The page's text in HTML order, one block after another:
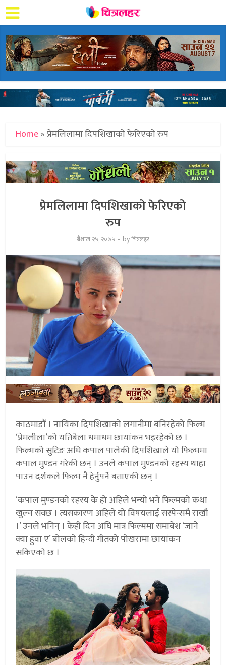
Home»प्रेमलिलामा दिपशिखाको फेरिएको रुप
प्रेमलिलामा दिपशिखाको फेरिएको
रुप
बैशाख २५, २०७५ byचित्रलहर
काठमाडौं । नायिका दिपशिखाको लगानीमा बनिरहेको फिल्म
‘प्रेमलीला’को यतिबेला धमाधम छायांकन भइरहेको छ ।
फिल्मको सुटिङ अघि कपाल पालेकी दिपशिखाले यो फिल्ममा
कपाल मुण्डन गरेकी छन् । उनले कपाल मुण्डनको रहस्य थाहा
पाउन दर्शकले फिल्म नै हेर्नुपर्ने बताएकी छन् ।
‘कपाल मुण्डनको रहस्य के हो अहिले भन्यो भने फिल्मको कथा
खुल्न सक्छ । त्यसकारण अहिले यो विषयलाई सस्पेन्समै राखौं
।’ उनले भनिन् । केही दिन अघि मात्र फिल्ममा समाबेश ‘जाने
क्या हुवा ए’ बोलको हिन्दी गीतको पोखरामा छायांकन
सकिएको छ ।